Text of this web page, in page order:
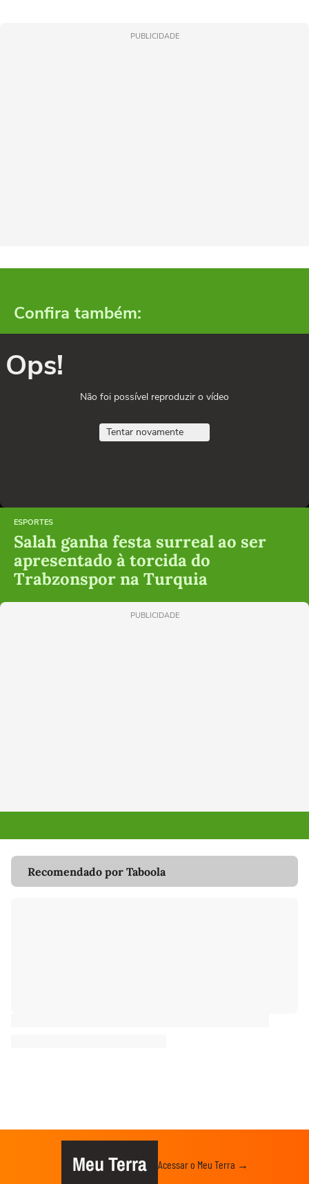
PUBLICIDADE
Confira também:
Ops!
Não foi possível reproduzir o vídeo
Tentar novamente
ESPORTES
Salah ganha festa surreal ao ser
apresentado à torcida do
Trabzonspor na Turquia
PUBLICIDADE
Recomendado por Taboola
Meu Terra Acessar o Meu Terra →